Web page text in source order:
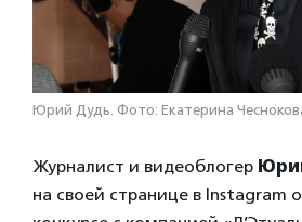
Юрий Дудь. Фото: Екатерина
Журналист и видеоблогер
на своей странице в Instagram